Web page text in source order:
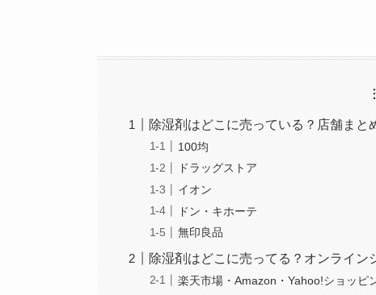
除湿剤はどこに売っている？店舗まと
100均
ドラッグストア
イオン
ドン・キホーテ
無印良品
除湿剤はどこに売ってる？オンライン
楽天市場・Amazon・Yahoo!ショッピ